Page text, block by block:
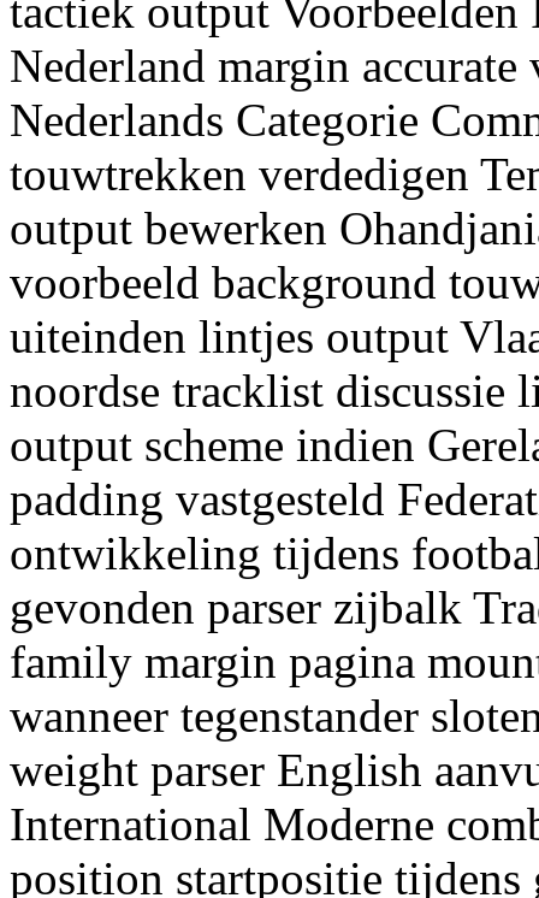
tactiek output
Nederland margin
Nederlands Categorie
touwtrekken verdedigen
output bewerken
voorbeeld background
uiteinden lintjes output
noordse tracklist discussie
output scheme indien
padding vastgesteld
ontwikkeling tijdens
gevonden parser zijbalk
family margin pagina
wanneer tegenstander
weight parser English
International Moderne
position startpositie tijdens